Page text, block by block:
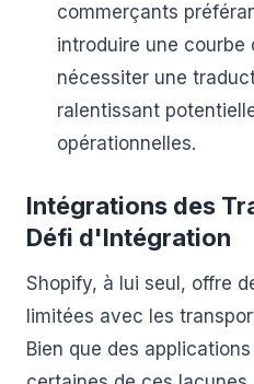
commerçants
introduire une courbe
nécessiter une
ralentissant
opérationnelles.
Intégrations des
Défi d'Intégration
Shopify, à lui seul, offre
limitées avec les
Bien que des